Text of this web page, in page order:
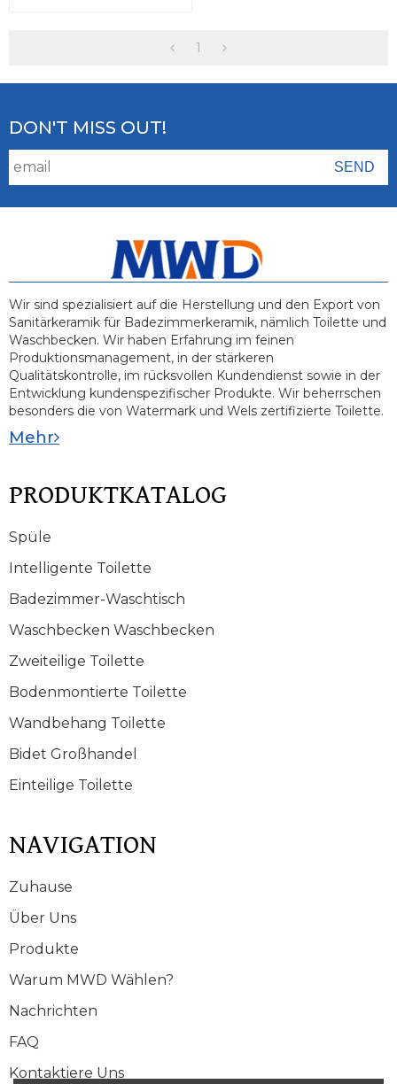
1
DON'T MISS OUT!
Wir sind spezialisiert auf die Herstellung und den Export von
Sanitärkeramik für Badezimmerkeramik, nämlich Toilette und
Waschbecken. Wir haben Erfahrung im feinen
Produktionsmanagement, in der stärkeren
Qualitätskontrolle, im rücksvollen Kundendienst sowie in der
Entwicklung kundenspezifischer Produkte. Wir beherrschen
besonders die von Watermark und Wels zertifizierte Toilette.
Mehr
PRODUKTKATALOG
Spüle
Intelligente Toilette
Badezimmer-Waschtisch
Waschbecken Waschbecken
Zweiteilige Toilette
Bodenmontierte Toilette
Wandbehang Toilette
Bidet Großhandel
Einteilige Toilette
NAVIGATION
Zuhause
Über Uns
Produkte
Warum MWD Wählen?
Nachrichten
FAQ
Kontaktiere Uns